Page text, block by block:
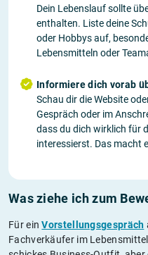
Dein Lebenslauf sollte
enthalten. Liste deine
oder Hobbys auf,
Lebensmitteln oder
Informiere dich vorab
Schau dir die Website
Gespräch oder im
dass du dich wirklich für
interessierst. Das macht
Was ziehe ich zum
Für einVorstellungsgespräch
Fachverkäufer im